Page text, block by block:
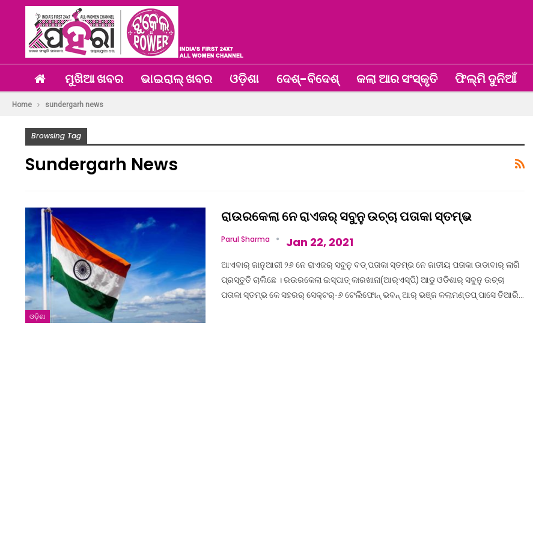
ମୁଖିଆ ଖବର ଭାଇରାଲ୍ ଖବର ଓଡ଼ିଶା ଦେଶ୍‌-ବିଦେଶ୍‌ କଲା ଆର ସଂସ୍କୃତି ଫିଲ୍ମି ଦୁନିଆଁ
Home sundergarh news
Browsing Tag
Sundergarh News
ଓଡ଼ିଶା
ରାଉରକେଲା ନେ ରାଏଜର୍ ସବୁନୁ ଉଚ୍ଚା ପତାକା ସ୍ତମ୍ଭ
Parul Sharma Jan 22, 2021
ଆଏବାର୍ ଜାନୁଆରୀ ୨୬ ନେ ରାଏଜର୍ ସବୁନୁ ବଡ୍ ପତାକା ସ୍ତମ୍ଭ ନେ ଜାତୀୟ ପତାକା ଉଡାବାର୍ ଲାଗି
ପ୍ରସ୍ତୁତି ଚାଲିଛେ । ରଉରକେଲା ଇସ୍ପାତ୍ କାରଖାନା(ଆର୍‌ଏସ୍‌ପି) ଆଡୁ ଓଡିଶାର୍ ସବୁନୁ ଉଚ୍ଚା
ପତାକା ସ୍ତମ୍ଭ କେ ସହରର୍ ସେକ୍ଟର୍‌-୬ ଟେଲିଫୋନ୍ ଭବନ୍ ଆର୍ ଭଞ୍ଜ କଲାମଣ୍ଡପ୍ ପାସେ ତିଆରି…